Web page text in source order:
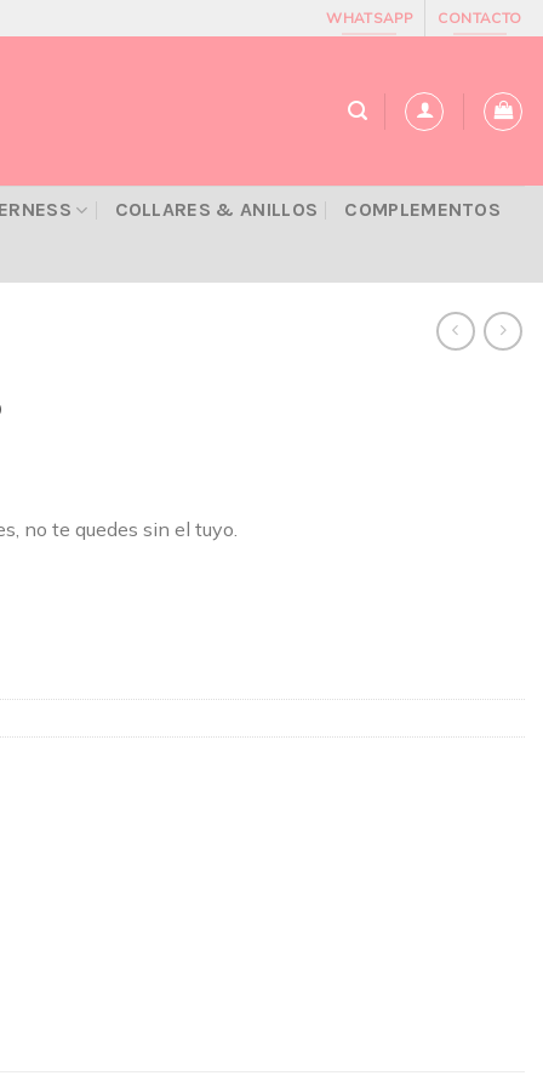
WHATSAPP CONTACTO
COLLARES & ANILLOS COMPLEMENTOS
no te quedes sin el tuyo.